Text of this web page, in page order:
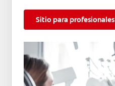
Sitio para profesionales